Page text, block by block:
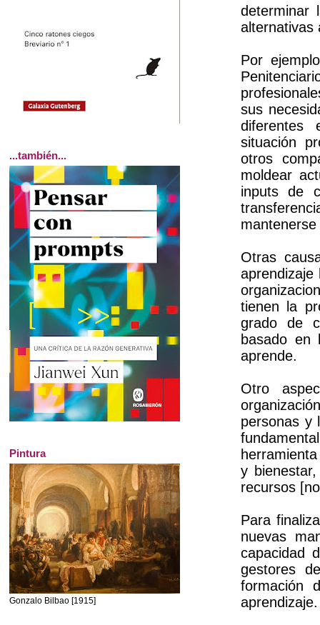
determinar
alternativas
Por
sus
diferentes
situación
otros
moldear
inputs de
Otras
tienen la
grado de
basado en
aprende.
Otro
personas y
y
recursos
Para
nuevas
capacidad
gestores
formación
aprendizaje.
...también...
Pintura
Gonzalo Bilbao [1915]